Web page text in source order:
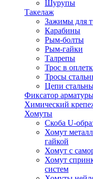
Шурупы
Такелаж
Зажимы для
Карабины
Рым-болты
Рым-гайки
Талрепы
Трос в
Тросы
Цепи
Фиксатор
Химический
Хомуты
Скоба U-
Хомут
гайкой
Хомут с
Хомут
систем